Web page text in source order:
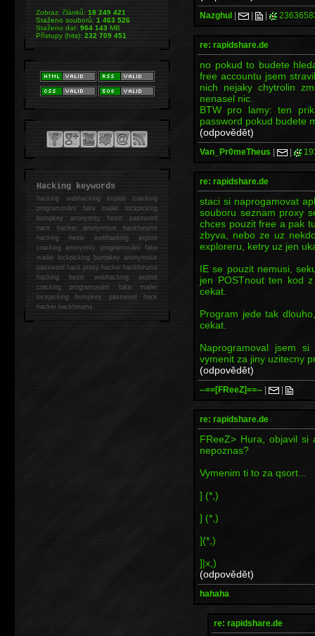
Nazghul | | |
re: rapidshare.de
no pokud to budete
free accountu jsem
nich nejaky chytrolin
nenasel nic.
BTW pro lamy: ten
password pokud budete
(odpovědět)
Van_Pr0meTheus | |
re: rapidshare.de
staci si naprogamovat
souboru seznam proxy
chces pouzit free a pak
zbyva, nebo ze uz
exploreru, ketry uz jen
IE se pouzit nemusi,
jen POSTnout ten kod
cekat.
Program jede tak
cekat.
Naprogramoval jsem
vymenit za jiny uzitecny
(odpovědět)
--==[FReeZ]==-- | |
re: rapidshare.de
FReeZ> Hura, objavil si
nepoznas?
Vymenim ti to za qsort...
] (*,)
] (*,)
](*,)
]|x,)
(odpovědět)
hahaha
re: rapidshare.de
Zobraz. článků:18 249 421
Staženo souborů:1 463 526
Staženo dat:964 143MB
Přístupy (hits):232 709 451
Hacking keywords
hackingwebhacking exploit cracking
programování fake mailer lockpicking
bumpkey anonymity heslo password
hackhacker anonymous hackforums
hackingheslo webhacking exploit
cracking anonymity programování fake
mailer lockpicking bumpkey anonymous
password hack proxy hacker hackforums
hacking heslo webhacking exploit
cracking programování fake mailer
lockpicking bumpkey password hack
hackerhackforums